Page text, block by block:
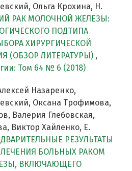
Ольга Крохина, Н.
РАК МОЛОЧНОЙ ЖЕЛЕЗЫ:
ПОДТИПА
ХИРУРГИЧЕСКОЙ
(ОБЗОР ЛИТЕРАТУРЫ) ,
Том 64 № 6 (2018)
Назаренко,
Оксана Трофимова,
Валерия Глебовская,
Виктор Хайленко, Е.
РЕЗУЛЬТАТЫ
БОЛЬНЫХ РАКОМ
ВКЛЮЧАЮЩЕГО